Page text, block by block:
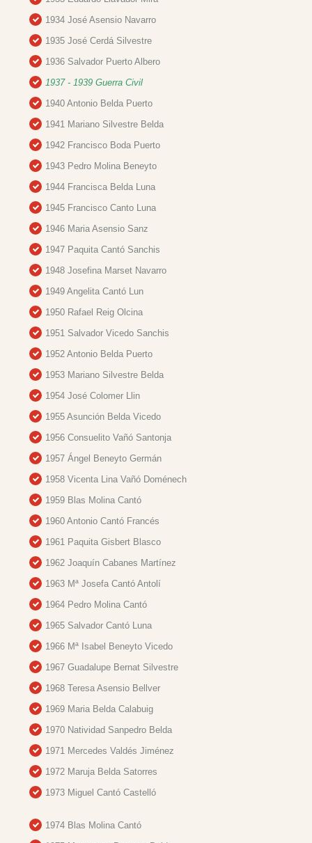
1934 José Asensio Navarro
1935 José Cerdá Silvestre
1936 Salvador Puerto Albero
1937 - 1939 Guerra Civil
1940 Antonio Belda Puerto
1941 Mariano Silvestre Belda
1942 Francisco Boda Puerto
1943 Pedro Molina Beneyto
1944 Francisca Belda Luna
1945 Francisco Canto Luna
1946 Maria Asensio Sanz
1947 Paquita Cantó Sanchis
1948 Josefina Marset Navarro
1949 Angelita Cantó Lun
1950 Rafael Reig Olcina
1951 Salvador Vicedo Sanchis
1952 Antonio Belda Puerto
1953 Mariano Silvestre Belda
1954 José Colomer Llin
1955 Asunción Belda Vicedo
1956 Consuelito Vañó Santonja
1957 Ángel Beneyto Germán
1958 Vicenta Lina Vañó Doménech
1959 Blas Molina Cantó
1960 Antonio Cantó Francés
1961 Paquita Gisbert Blasco
1962 Joaquín Cabanes Martínez
1963 Mª Josefa Cantó Antolí
1964 Pedro Molina Cantó
1965 Salvador Cantó Luna
1966 Mª Isabel Beneyto Vicedo
1967 Guadalupe Bernat Silvestre
1968 Teresa Asensio Bellver
1969 Maria Belda Calabuig
1970 Natividad Sanpedro Belda
1971 Mercedes Valdés Jiménez
1972 Maruja Belda Satorres
1973 Miguel Cantó Castelló
1974 Blas Molina Cantó